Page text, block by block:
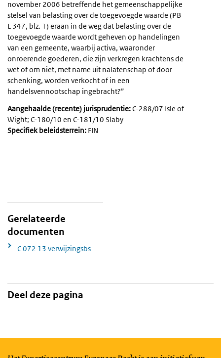
november 2006 betreffende het gemeenschappelijke
stelsel van belasting over de toegevoegde waarde (PB
L 347, blz. 1) eraan in de weg dat belasting over de
toegevoegde waarde wordt geheven op handelingen
van een gemeente, waarbij activa, waaronder
onroerende goederen, die zijn verkregen krachtens de
wet of om niet, met name uit nalatenschap of door
schenking, worden verkocht of in een
handelsvennootschap ingebracht?”
Aangehaalde (recente) jurisprudentie:C-288/07 Isle of
Wight; C-180/10 en C-181/10 Slaby
Specifiek beleidsterrein: FIN
Gerelateerde
documenten
C 072 13 verwijzingsbs
Deel deze pagina